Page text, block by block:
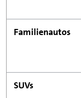
Familienautos
SUVs